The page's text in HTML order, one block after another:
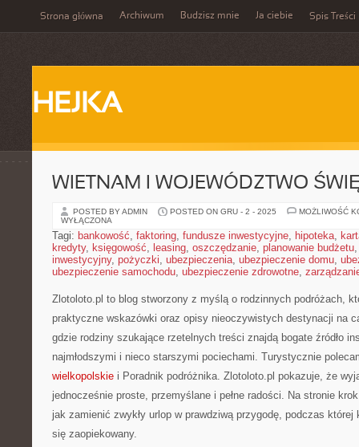
Strona główna Archiwum Budzisz mnie Ja ciebie Spis Treści
HEJKA
WIETNAM I WOJEWÓDZTWO
POSTED BY ADMIN POSTED ON GRU - 2 - 2025
MOŻLIWOŚĆ
WYŁĄCZONA
Tagi: bankowość, faktoring, fundusze inwestycyjne, hipoteka,
kredyty, księgowość, leasing, oszczędzanie, planowanie budżetu
inwestycyjny, pożyczki, ubezpieczenia, ubezpieczenie domu,
ubezpieczenie samochodu, ubezpieczenie zdrowotne,
Zlotoloto.pl to blog stworzony z myślą o rodzinnych podróżach,
praktyczne wskazówki oraz opisy nieoczywistych destynacji na
gdzie rodziny szukające rzetelnych treści znajdą bogate źródło
najmłodszymi i nieco starszymi pociechami. Turystycznie
wielkopolskie i Poradnik podróżnika. Zlotoloto.pl pokazuje, że
jednocześnie proste, przemyślane i pełne radości. Na stronie
jak zamienić zwykły urlop w prawdziwą przygodę, podczas której
się zaopiekowany.